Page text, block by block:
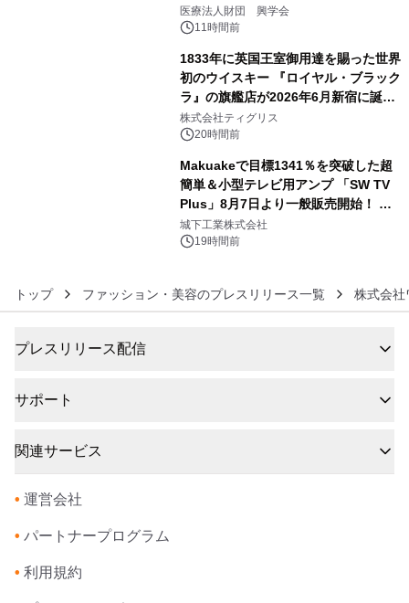
療計画」をテーマに専門監修
医療法人財団 興学会
11時間前
1833年に英国王室御用達を賜った世界
初のウイスキー 『ロイヤル・ブラック
ラ』の旗艦店が2026年6月新宿に誕
生 バカルディ ジャパンと連携した
没入型バー「BAR Arca」
株式会社ティグリス
20時間前
Makuakeで目標1341％を突破した超
簡単＆小型テレビ用アンプ 「SW TV
Plus」8月7日より一般販売開始！ ケ
ーブル1本つなぐだけ、テレビの音が
ぐっと豊かに
城下工業株式会社
19時間前
トップ ファッション・美容のプレスリリース一覧 株式会社
プレスリリース配信
サポート
関連サービス
• 運営会社
• パートナープログラム
• 利用規約